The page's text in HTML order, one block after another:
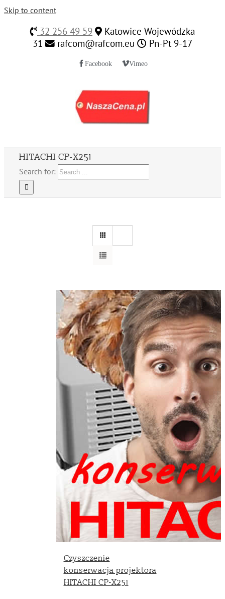
Skip to content
32 256 49 59
Katowice Wojewódzka
31
rafcom@rafcom.eu Pn-Pt 9-17
Facebook Vimeo
HITACHI CP-X251
Search for:
Czyszczenie
konserwacja projektora
HITACHI CP-X251